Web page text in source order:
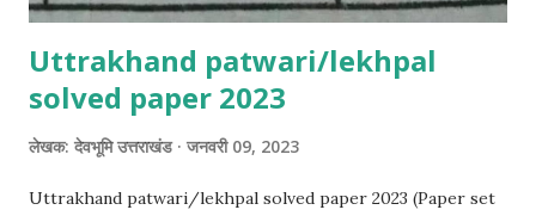
Uttrakhand patwari/lekhpal
solved paper 2023
लेखक: देवभूमि उत्तराखंड जनवरी 09, 2023
Uttrakhand patwari/lekhpal solved paper 2023 (Paper set